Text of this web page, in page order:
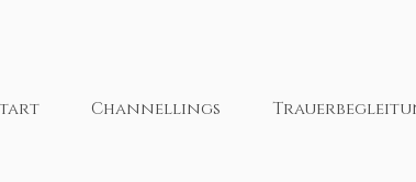
Channellings